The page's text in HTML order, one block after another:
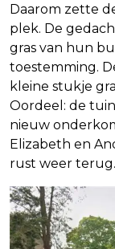
Daarom zette
plek. De
gras van hun
toestemming.
kleine stukje
Oordeel: de
nieuw
Elizabeth en
rust weer terug.